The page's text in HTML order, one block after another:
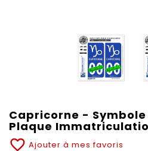
Capricorne -
Plaque
favorite_border Ajouter à mes favoris